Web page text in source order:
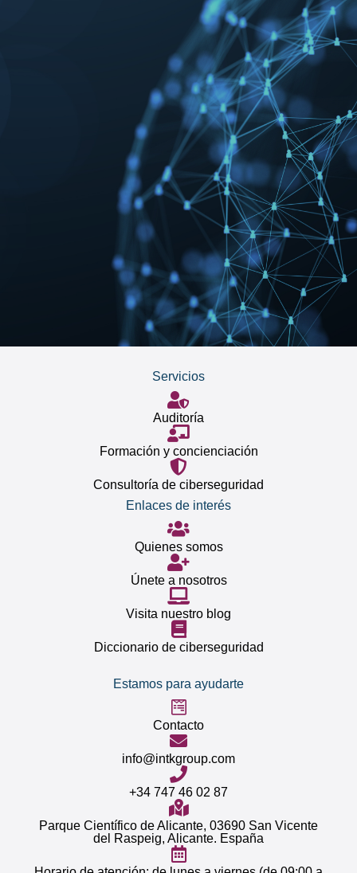
Servicios
Auditoría
Formación y concienciación
Consultoría de ciberseguridad
Enlaces de interés
Quienes somos
Únete a nosotros
Visita nuestro blog
Diccionario de ciberseguridad
Estamos para ayudarte
Contacto
info@intkgroup.com
+34 747 46 02 87
Parque Científico de Alicante, 03690 San Vicente
del Raspeig, Alicante. España